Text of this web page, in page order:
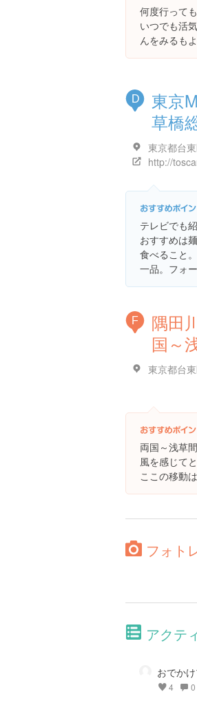
何度行って
いつでも活
んをみるも
D
東京
草橋
テレビでも
おすすめは
食べること
一品。フォ
F
隅田
国～
東京都台
両国～浅草
風を感じて
ここの移動
フォト
アクテ
おでか
4 0